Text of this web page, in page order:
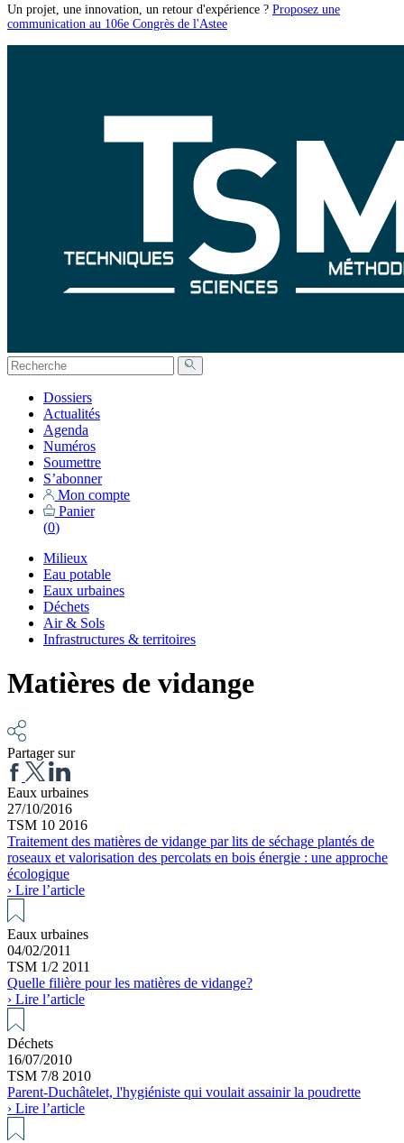
Un projet, une innovation, un retour d'expérience ? Proposez une
communication au 106e Congrès de l'Astee
Dossiers
Actualités
Agenda
Numéros
Soumettre
S’abonner
Mon compte
Panier
(0)
Milieux
Eau potable
Eaux urbaines
Déchets
Air & Sols
Infrastructures & territoires
Matières de vidange
Partager sur
Eaux urbaines
27/10/2016
TSM 10 2016
Traitement des matières de vidange par lits de séchage plantés de
roseaux et valorisation des percolats en bois énergie : une approche
écologique
› Lire l’article
Eaux urbaines
04/02/2011
TSM 1/2 2011
Quelle filière pour les matières de vidange?
› Lire l’article
Déchets
16/07/2010
TSM 7/8 2010
Parent-Duchâtelet, l'hygiéniste qui voulait assainir la poudrette
› Lire l’article